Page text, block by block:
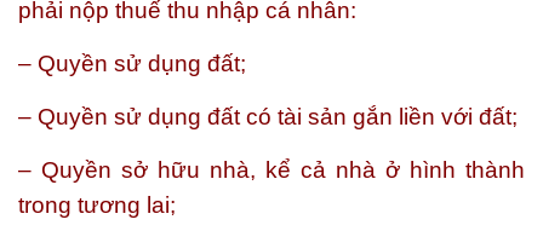
phải nộp thuế thu nhập cá nhân:
– Quyền sử dụng đất;
– Quyền sử dụng đất có tài sản gắn liền với đất;
– Quyền sở hữu nhà, kể cả nhà ở hình thành
trong tương lai;